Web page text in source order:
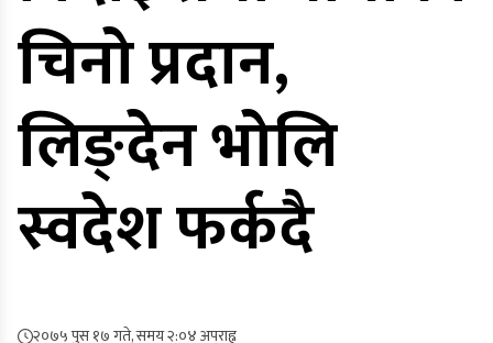
चिनो प्रदान,
लिङ्देन भोलि
स्वदेश फर्कदै
२०७५ पुस १७ गते, समय २:०४ अपराह्न